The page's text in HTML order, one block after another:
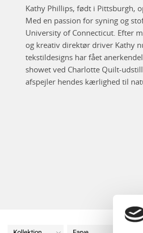
Kathy Phillips, født i Pittsburgh,
Med en passion for syning og
University of Connecticut. Efter
og kreativ direktør driver Kathy
tekstildesigns har fået
showet ved Charlotte Quilt-
afspejler hendes kærlighed til